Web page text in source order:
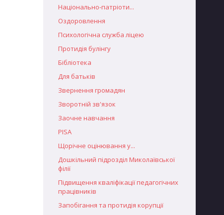
Національно-патріоти...
Оздоровлення
Психологічна служба ліцею
Протидія булінгу
Бібліотека
Для батьків
Звернення громадян
Зворотній зв'язок
Заочне навчання
PISA
Щорічне оцінювання у...
Дошкільний підрозділ Миколаївської
філії
Підвищення кваліфікації педагогічних
працівників
Запобігання та протидія корупції